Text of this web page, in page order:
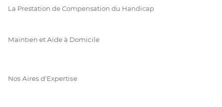
La Prestation de Compensation du Handicap
Maintien et Aide à Domicile
Nos Aires d'Expertise